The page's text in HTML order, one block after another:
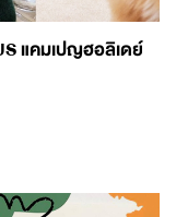
แคมเปญฮอลิเดย์